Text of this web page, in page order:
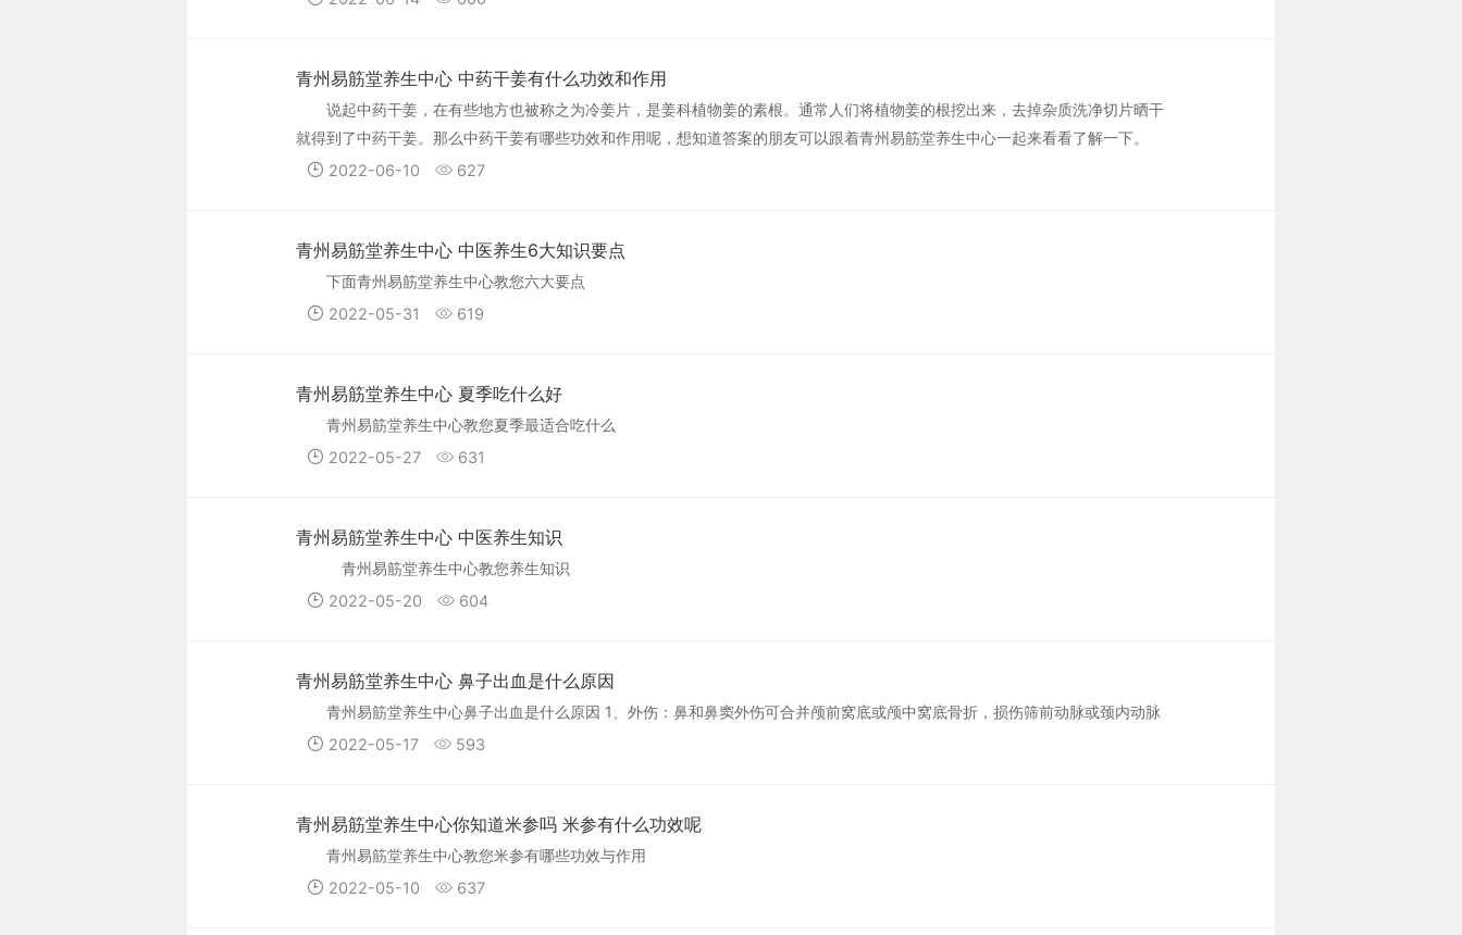
青州易筋堂养生中心 中药干姜有什么功效和作用
说起中药干姜，在有些地方也被称之为冷姜片，是姜科植物姜的素根。通常人们将植物姜的根挖出来，去掉杂质洗净切片晒干
就得到了中药干姜。那么中药干姜有哪些功效和作用呢，想知道答案的朋友可以跟着青州易筋堂养生中心一起来看看了解一下。
2022-06-10 627
青州易筋堂养生中心 中医养生6大知识要点
下面青州易筋堂养生中心教您六大要点
2022-05-31 619
青州易筋堂养生中心 夏季吃什么好
青州易筋堂养生中心教您夏季最适合吃什么
2022-05-27 631
青州易筋堂养生中心 中医养生知识
青州易筋堂养生中心教您养生知识
2022-05-20 604
青州易筋堂养生中心 鼻子出血是什么原因
青州易筋堂养生中心鼻子出血是什么原因 1、外伤：鼻和鼻窦外伤可合并颅前窝底或颅中窝底骨折，损伤筛前动脉或颈内动脉
2022-05-17 593
青州易筋堂养生中心你知道米参吗 米参有什么功效呢
青州易筋堂养生中心教您米参有哪些功效与作用
2022-05-10 637